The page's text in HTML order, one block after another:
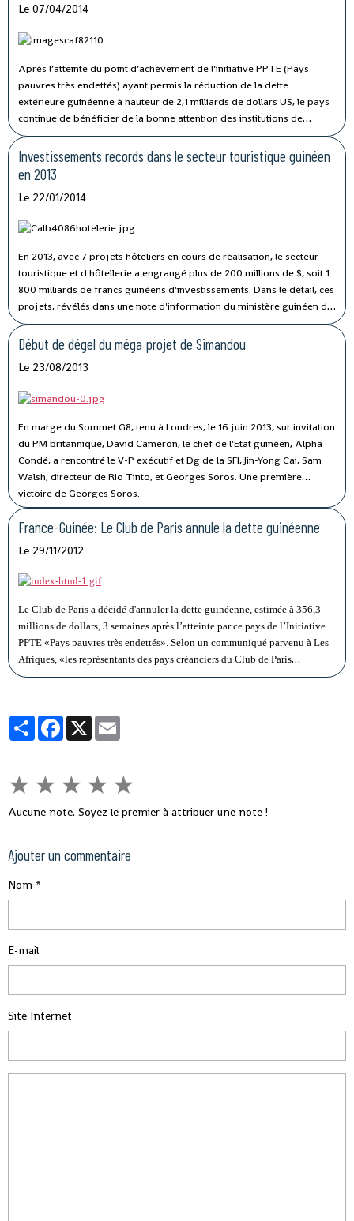
Le 07/04/2014
Après l’atteinte du point d’achèvement de l’initiative PPTE (Pays
pauvres très endettés) ayant permis la réduction de la dette
extérieure guinéenne à hauteur de 2,1 milliards de dollars US, le pays
continue de bénéficier de la bonne attention des institutions de
Bretton Woods, notamment de la Banque mondiale qui vient
d’accorder 25 millions de dollars à la Guinée.
Investissements records dans le secteur touristique guinéen
en 2013
Le 22/01/2014
En 2013, avec 7 projets hôteliers en cours de réalisation, le secteur
touristique et d'hôtellerie a engrangé plus de 200 millions de $, soit 1
800 milliards de francs guinéens d'investissements. Dans le détail, ces
projets, révélés dans une note d'information du ministère guinéen du
tourisme, de l’hôtellerie et de l’artisanat, concernent la réalisation de 6
hôtels de catégories 4 à 5 étoiles à Conakry pour une capacité de 1814
Début de dégel du méga projet de Simandou
Le 23/08/2013
En marge du Sommet G8, tenu à Londres, le 16 juin 2013, sur invitation
du PM britannique, David Cameron, le chef de l'Etat guinéen, Alpha
Condé, a rencontré le V-P exécutif et Dg de la SFI, Jin-Yong Cai, Sam
Walsh, directeur de Rio Tinto, et Georges Soros. Une première
victoire de Georges Soros.
France-Guinée: Le Club de Paris annule la dette guinéenne
Le 29/11/2012
Le Club de Paris a décidé d'annuler la dette guinéenne, estimée à 356,3
millions de dollars, 3 semaines après l’atteinte par ce pays de l’Initiative
PPTE «Pays pauvres très endettés». Selon un communiqué parvenu à Les
Afriques, «les représentants des pays créanciers du Club de Paris
(Créanciers publics) et du Gouvernement de la République de Guinée se
d’achèvement de l'initiative renforcée en faveur des pays pauvres très
endettés depuis le 26 septembre 2012».
PartagerFacebook
X
★ ★ ★ ★ ★
Aucune note. Soyez le premier à attribuer une note !
Ajouter un commentaire
Nom
E-mail
Site Internet